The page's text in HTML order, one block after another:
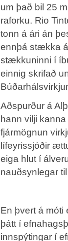
um það bil 25
raforku. Rio
tonn á ári án
ennþá stækka
stækkuninni í
einnig skrifað
Aðspurður á
hann vilji
fjármögnun
lífeyrissjóðir
eiga hlut í
nauðsynlegar
En þvert á
þátt í
innspýtingar í